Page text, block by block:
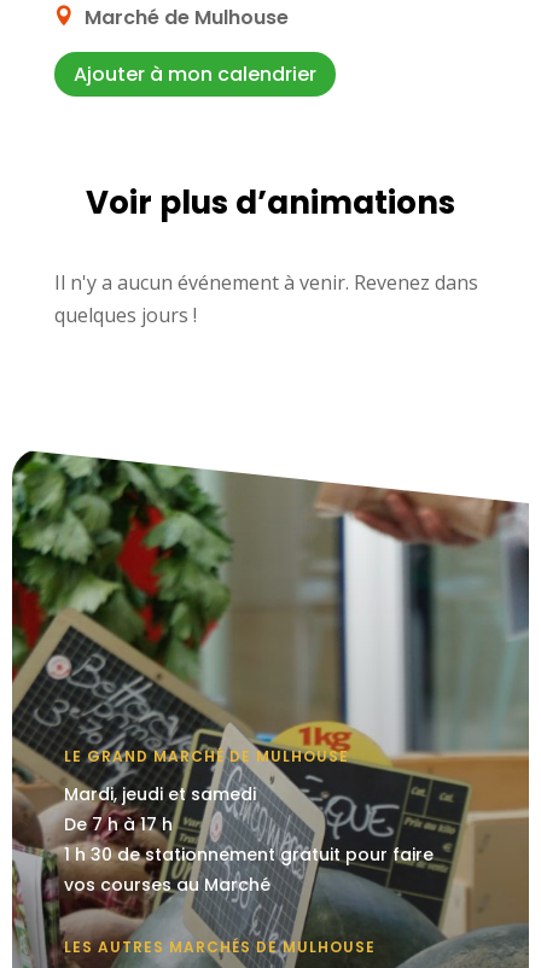
Marché de Mulhouse
Ajouter à mon calendrier
Voir plus d’animations
Il n'y a aucun événement à venir. Revenez dans
quelques jours !
LE GRAND MARCHÉ DE MULHOUSE
Mardi, jeudi et samedi
De 7 h à 17 h
1 h 30 de stationnement gratuit pour faire
vos courses au Marché
LES AUTRES MARCHÉS DE MULHOUSE